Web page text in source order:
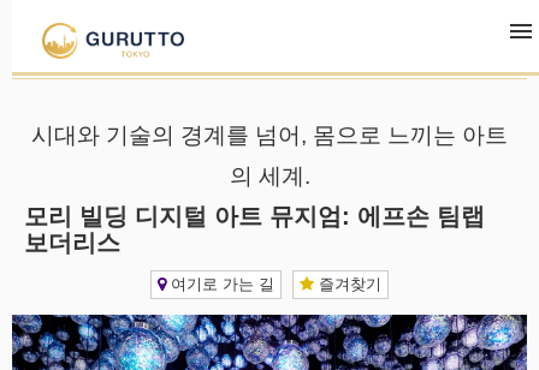
TOP
관광·숙박·레저
모리 빌딩 디지털 아트 뮤지엄: 에프손 팀랩 보더리스
시대와 기술의 경계를 넘어, 몸으로 느끼는 아트
의 세계.
모리 빌딩 디지털 아트 뮤지엄: 에프손 팀랩
보더리스
여기로 가는 길 즐겨찾기